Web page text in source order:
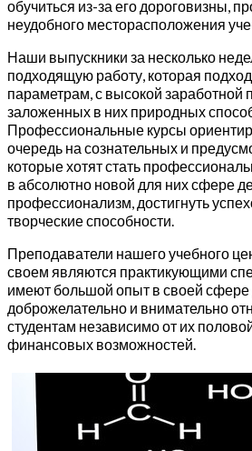
обучиться из-за его дороговизны,
неудобного месторасположения
Наши выпускники за несколько
подходящую работу, которая
параметрам, с высокой заработной
заложенных в них природных
Профессиональные курсы
очередь на сознательных и
которые хотят стать
в абсолютно новой для них сфере
профессионализм, достигнуть
творческие способности.
Преподаватели нашего учебного
своем являются практикующими
имеют большой опыт в своей сфере
доброжелательно и внимательно
студентам независимо от их
финансовых возможностей.